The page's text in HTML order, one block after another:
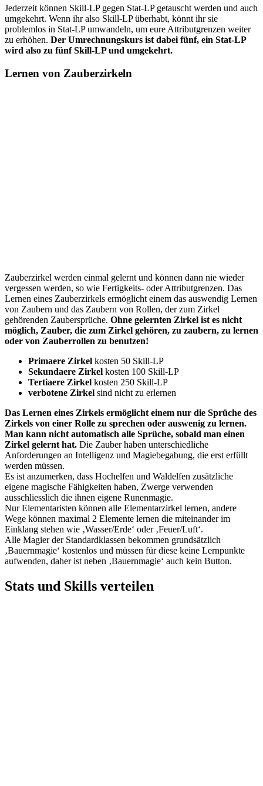
Jederzeit können Skill-LP gegen Stat-LP getauscht werden und auch
umgekehrt. Wenn ihr also Skill-LP überhabt, könnt ihr sie
problemlos in Stat-LP umwandeln, um eure Attributgrenzen weiter
zu erhöhen. Der Umrechnungskurs ist dabei fünf, ein Stat-LP
wird also zu fünf Skill-LP und umgekehrt.
Lernen von Zauberzirkeln
Zauberzirkel werden einmal gelernt und können dann nie wieder
vergessen werden, so wie Fertigkeits- oder Attributgrenzen. Das
Lernen eines Zauberzirkels ermöglicht einem das auswendig Lernen
von Zaubern und das Zaubern von Rollen, der zum Zirkel
gehörenden Zaubersprüche. Ohne gelernten Zirkel ist es nicht
möglich, Zauber, die zum Zirkel gehören, zu zaubern, zu lernen
oder von Zauberrollen zu benutzen!
Primaere Zirkel kosten 50 Skill-LP
Sekundaere Zirkel kosten 100 Skill-LP
Tertiaere Zirkel kosten 250 Skill-LP
verbotene Zirkel sind nicht zu erlernen
Das Lernen eines Zirkels ermöglicht einem nur die Sprüche des
Zirkels von einer Rolle zu sprechen oder auswenig zu lernen.
Man kann nicht automatisch alle Sprüche, sobald man einen
Zirkel gelernt hat. Die Zauber haben unterschiedliche
Anforderungen an Intelligenz und Magiebegabung, die erst erfüllt
werden müssen.
Es ist anzumerken, dass Hochelfen und Waldelfen zusätzliche
eigene magische Fähigkeiten haben, Zwerge verwenden
ausschliesslich die ihnen eigene Runenmagie.
Nur Elementaristen können alle Elementarzirkel lernen, andere
Wege können maximal 2 Elemente lernen die miteinander im
Einklang stehen wie ‚Wasser/Erde‘ oder ‚Feuer/Luft‘.
Alle Magier der Standardklassen bekommen grundsätzlich
‚Bauernmagie‘ kostenlos und müssen für diese keine Lernpunkte
aufwenden, daher ist neben ‚Bauernmagie‘ auch kein Button.
Stats und Skills verteilen